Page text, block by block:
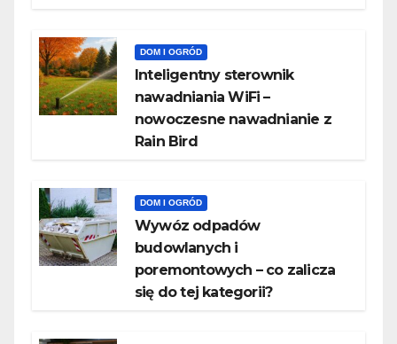
DOM I OGRÓD
Inteligentny sterownik
nawadniania WiFi –
nowoczesne nawadnianie z
Rain Bird
DOM I OGRÓD
Wywóz odpadów
budowlanych i
poremontowych – co zalicza
się do tej kategorii?